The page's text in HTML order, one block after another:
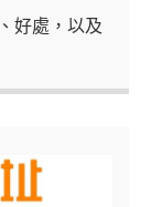
好處，以及